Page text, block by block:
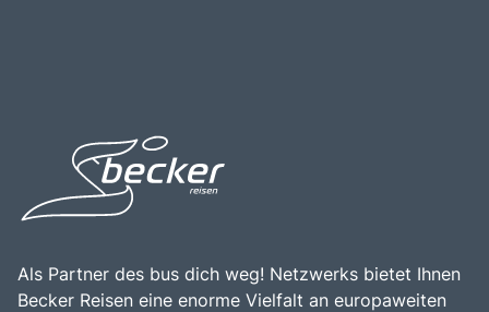
Als Partner des bus dich weg! Netzwerks bietet Ihnen
Becker Reisen eine enorme Vielfalt an europaweiten